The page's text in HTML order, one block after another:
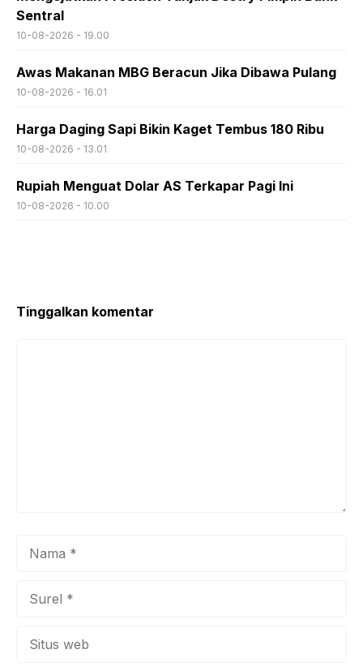
Sentral
10-08-2026 - 19.00
Awas Makanan MBG Beracun Jika Dibawa Pulang
10-08-2026 - 16.01
Harga Daging Sapi Bikin Kaget Tembus 180 Ribu
10-08-2026 - 13.01
Rupiah Menguat Dolar AS Terkapar Pagi Ini
10-08-2026 - 10.00
Tinggalkan komentar